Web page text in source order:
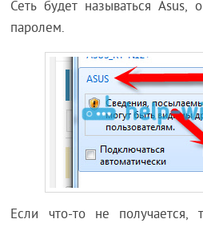
Сеть будет называться
паролем.
Если что-то не получается,